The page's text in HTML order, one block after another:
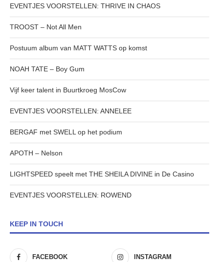
EVENTJES VOORSTELLEN: THRIVE IN CHAOS
TROOST – Not All Men
Postuum album van MATT WATTS op komst
NOAH TATE – Boy Gum
Vijf keer talent in Buurtkroeg MosCow
EVENTJES VOORSTELLEN: ANNELEE
BERGAF met SWELL op het podium
APOTH – Nelson
LIGHTSPEED speelt met THE SHEILA DIVINE in De Casino
EVENTJES VOORSTELLEN: ROWEND
KEEP IN TOUCH
FACEBOOK INSTAGRAM